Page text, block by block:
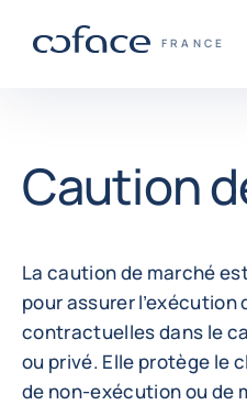
COFACE,
FRANCE
Retour à la page d'accueil
Caution
La caution de marché
pour assurer
contractuelles dans le
ou privé. Elle protège le
de non-exécution ou de